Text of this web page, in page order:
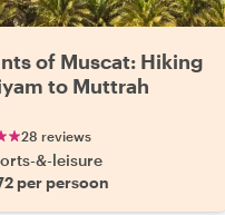
of Muscat: Hiking
to Muttrah
28 reviews
&-leisure
per persoon